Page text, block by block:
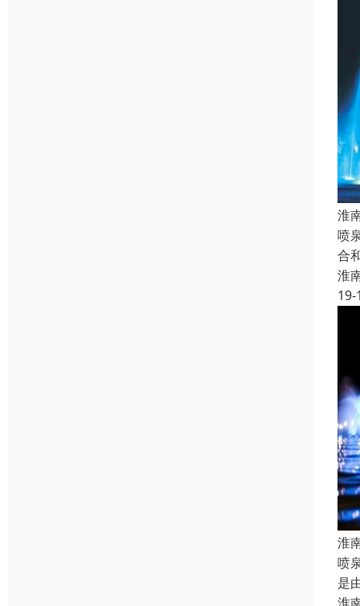
淮
喷
合
淮
19-
淮
喷
是